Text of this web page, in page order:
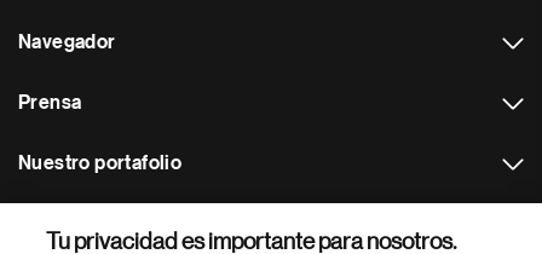
Navegador
Prensa
Nuestro portafolio
Tu privacidad es importante para nosotros.